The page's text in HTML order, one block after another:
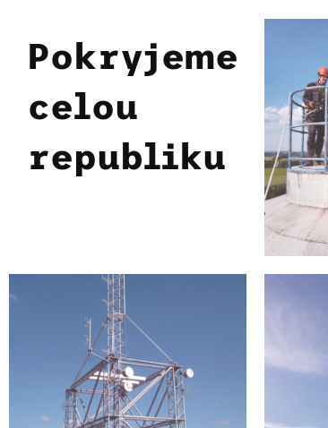
Pokryjeme
celou
republiku